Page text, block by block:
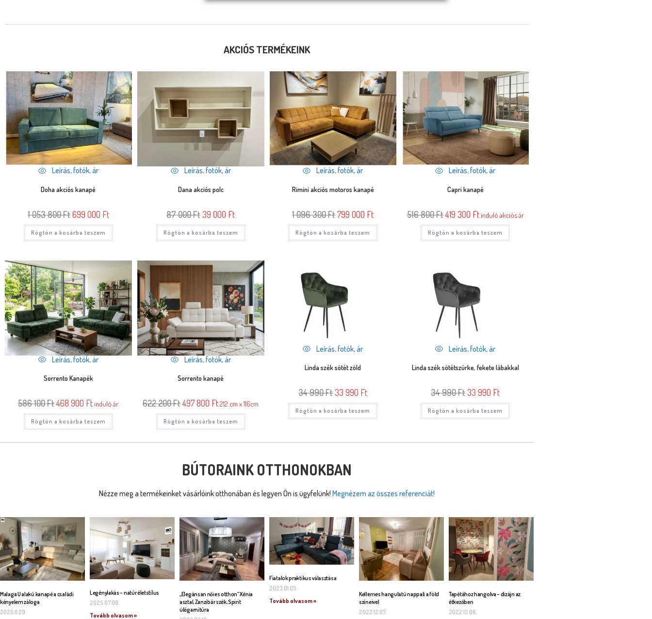
AKCIÓS TERMÉKEINK
Leírás, fotók, ár
Doha akciós kanapé
1 053 800Ft699 000 Ft
Rögtön a kosárba teszem
Leírás, fotók, ár
Dana akciós polc
87 000Ft 39 000 Ft
Rögtön a kosárba teszem
Leírás, fotók, ár
Rimini akciós motoros kanapé
1 096 300Ft799 000 Ft
Rögtön a kosárba teszem
Leírás, fotók, ár
Capri kanapé
516 800Ft419 300 Ftinduló akciós ár
Rögtön a kosárba teszem
Leírás, fotók, ár
Sorrento Kanapék
586 100Ft468 900 Ftinduló ár
Rögtön a kosárba teszem
Leírás, fotók, ár
Sorrento kanapé
622 200Ft497 800 Ft212 cm x 116cm
Rögtön a kosárba teszem
Leírás, fotók, ár
Linda szék sötét zöld
34 990Ft 33 990 Ft
Rögtön a kosárba teszem
Leírás, fotók, ár
Linda szék sötétszürke, fekete lábakkal
34 990Ft 33 990 Ft
Rögtön a kosárba teszem
BÚTORAINK OTTHONOKBAN
Nézze meg a termékeinket vásárlóink otthonában és legyen Ön is ügyfelünk! Megnézem az összes referenciát!
Malaga U alakú kanapé a családi
kényelem záloga
2025.11.29.
Legénylakás – natúr életstílus
2025.07.08.
Tovább olvasom »
„Elegánsan nőies otthon” Xénia
asztal, Zanzibár szék, Spirit
ülőgarnitúra
Fiatalok praktikus választása
2023.01.05.
Tovább olvasom »
Kellemes hangulatú nappali a föld
színeivel
2022.12.07.
Tapétához hangolva – dizájn az
étkezőben
2022.12.06.